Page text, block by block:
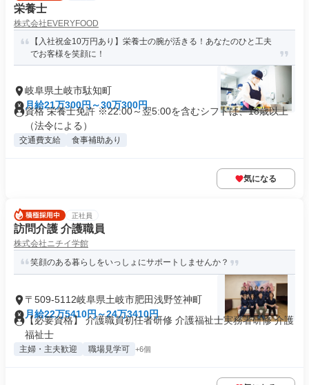
栄養士
株式会社EVERYFOOD
【入社祝金10万円あり】栄養士の腕が活きる！あなたのひと工夫
でお客様を笑顔に！
岐阜県土岐市駄知町
月給21万300円～30万300円
資格 栄養士免許 ※22:00～翌5:00を含むシフトは、18歳以上
（法令による）
交通費支給 食事補助あり
気になる
正社員
訪問介護 介護職員
株式会社ニチイ学館
笑顔のある暮らしをいっしょにサポートしませんか？
〒509-5112岐阜県土岐市肥田浅野笠神町
月給22万5410円～24万3410円
【必要資格】 介護職員初任者研修 介護福祉士実務者研修 介護
福祉士
主婦・主夫歓迎 職場見学可 +6個